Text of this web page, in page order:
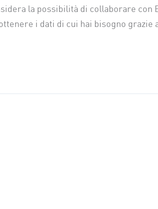
la possibilità di collaborare con
i dati di cui hai bisogno grazie